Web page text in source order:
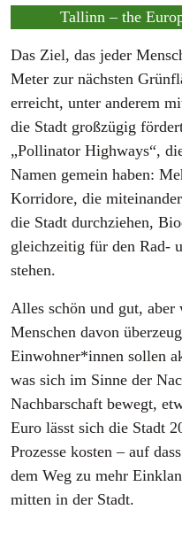
Tallinn – the
Das Ziel, das jeder
Meter zur nächsten
erreicht, unter anderem
die Stadt großzügig
„Pollinator Highways“,
Namen gemein haben:
Korridore, die
die Stadt durchziehen,
gleichzeitig für den Rad-
stehen.
Alles schön und gut, aber
Menschen davon
Einwohner*innen sollen
was sich im Sinne der
Nachbarschaft bewegt,
Euro lässt sich die Stadt
Prozesse kosten – auf
dem Weg zu mehr
mitten in der Stadt.